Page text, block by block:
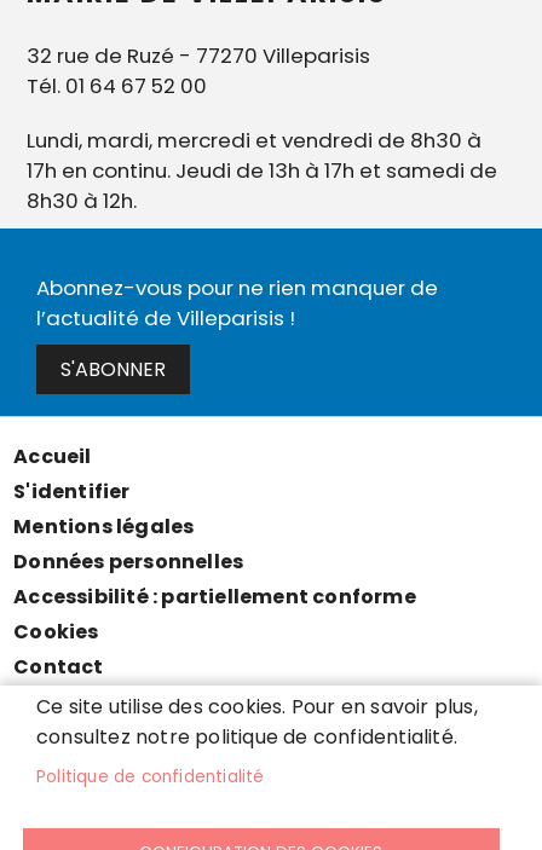
32 rue de Ruzé - 77270 Villeparisis
Tél. 01 64 67 52 00
Lundi, mardi, mercredi et vendredi de 8h30 à
17h en continu. Jeudi de 13h à 17h et samedi de
8h30 à 12h.
Abonnez-vous pour ne rien manquer de
l’actualité de Villeparisis !
S'ABONNER
Menu
Pied
de
page
Accueil
S'identifier
Mentions légales
Données personnelles
Accessibilité : partiellement conforme
Cookies
Contact
Presse
Plan du site
Ce site utilise des cookies. Pour en savoir plus,
consultez notre politique de confidentialité.
Politique de confidentialité